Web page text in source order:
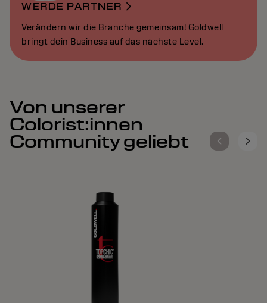
WERDE PARTNER
Verändern wir die Branche gemeinsam! Goldwell
bringt dein Business auf das nächste Level.
Von unserer
Colorist:innen
Community geliebt